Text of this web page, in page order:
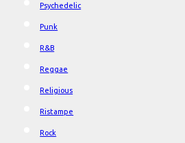
Psychedelic
Punk
R&B
Reggae
Religious
Ristampe
Rock